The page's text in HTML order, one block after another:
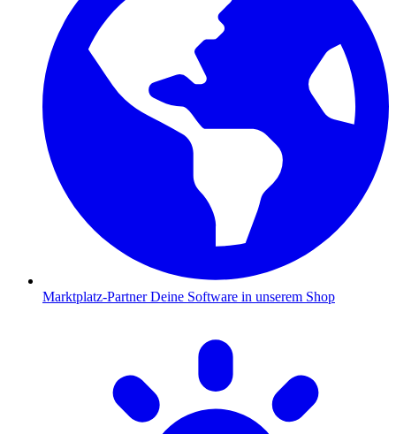
Marktplatz-Partner Deine Software in unserem Shop